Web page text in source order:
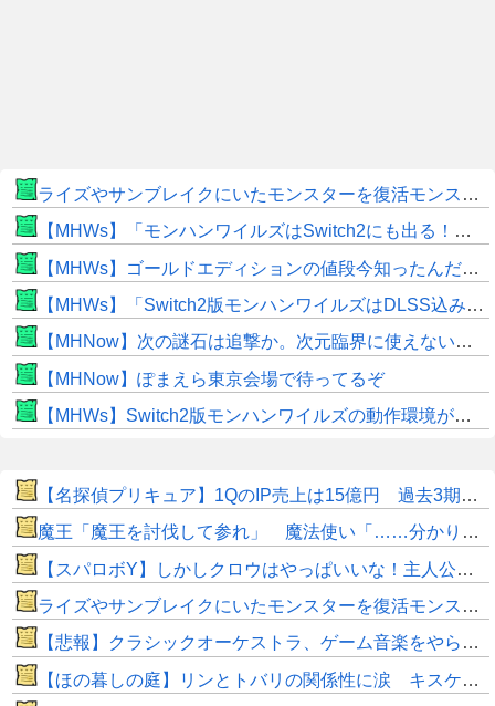
ライズやサンブレイクにいたモンスターを復活モンスターと呼ぶのはやめよう
【MHWs】「モンハンワイルズはSwitch2にも出る！」👈こいつにかけたい言葉ｗｗｗｗｗｗｗｗｗ
【MHWs】ゴールドエディションの値段今知ったんだけどやっっっっっっすwwwww
【MHWs】「Switch2版モンハンワイルズはDLSS込みで最大1440p動作」
【MHNow】次の謎石は追撃か。次元臨界に使えない時点で闘気活性以下のスキルだわ
【MHNow】ぽまえら東京会場で待ってるぞ
【MHWs】Switch2版モンハンワイルズの動作環境が判明！
【名探偵プリキュア】1QのIP売上は15億円 過去3期との比較と通期95億円計画を解説
魔王「魔王を討伐して参れ」 魔法使い「……分かりました」
【スパロボY】しかしクロウはやっぱいいな！主人公として魅力的すぎる…！
ライズやサンブレイクにいたモンスターを復活モンスターと呼ぶのはやめよう
【悲報】クラシックオーケストラ、ゲーム音楽をやらないとガラガラになり終わる・・・
【ほの暮しの庭】リンとトバリの関係性に涙 キスケの株も急上昇